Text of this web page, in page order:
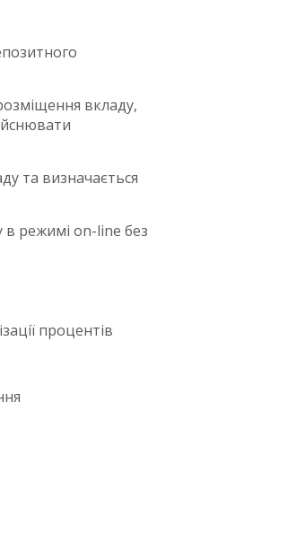
вкладу,
та визначається
в режимі on-line без
процентів